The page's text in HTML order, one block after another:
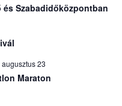
Szabadidőközpontban
augusztus 23
Maraton